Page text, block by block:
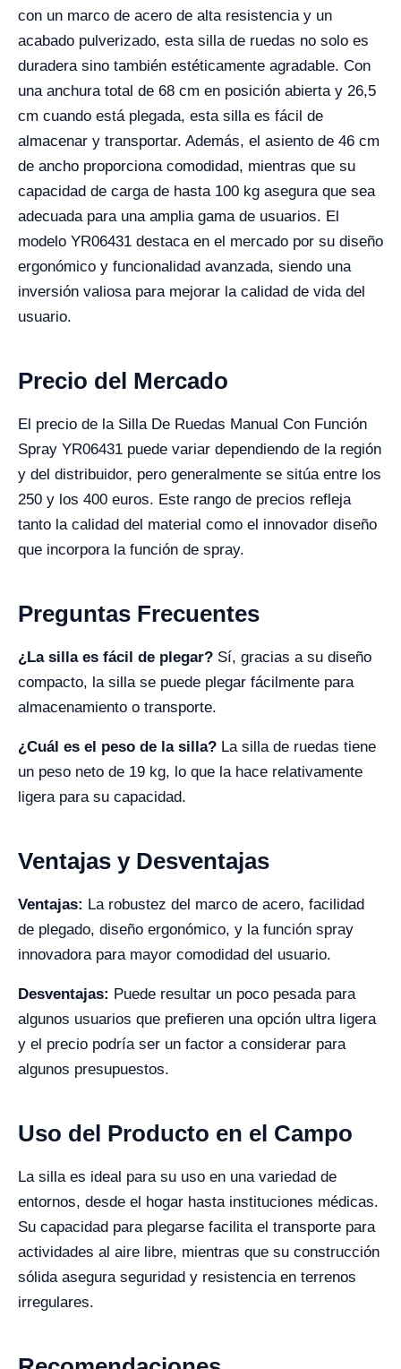
con un marco de acero de alta resistencia y un
acabado pulverizado, esta silla de ruedas no solo es
duradera sino también estéticamente agradable. Con
una anchura total de 68 cm en posición abierta y 26,5
cm cuando está plegada, esta silla es fácil de
almacenar y transportar. Además, el asiento de 46 cm
de ancho proporciona comodidad, mientras que su
capacidad de carga de hasta 100 kg asegura que sea
adecuada para una amplia gama de usuarios. El
modelo YR06431 destaca en el mercado por su diseño
ergonómico y funcionalidad avanzada, siendo una
inversión valiosa para mejorar la calidad de vida del
usuario.
Precio del Mercado
El precio de la Silla De Ruedas Manual Con Función
Spray YR06431 puede variar dependiendo de la región
y del distribuidor, pero generalmente se sitúa entre los
250 y los 400 euros. Este rango de precios refleja
tanto la calidad del material como el innovador diseño
que incorpora la función de spray.
Preguntas Frecuentes
¿La silla es fácil de plegar? Sí, gracias a su diseño
compacto, la silla se puede plegar fácilmente para
almacenamiento o transporte.
¿Cuál es el peso de la silla? La silla de ruedas tiene
un peso neto de 19 kg, lo que la hace relativamente
ligera para su capacidad.
Ventajas y Desventajas
Ventajas: La robustez del marco de acero, facilidad
de plegado, diseño ergonómico, y la función spray
innovadora para mayor comodidad del usuario.
Desventajas: Puede resultar un poco pesada para
algunos usuarios que prefieren una opción ultra ligera
y el precio podría ser un factor a considerar para
algunos presupuestos.
Uso del Producto en el Campo
La silla es ideal para su uso en una variedad de
entornos, desde el hogar hasta instituciones médicas.
Su capacidad para plegarse facilita el transporte para
actividades al aire libre, mientras que su construcción
sólida asegura seguridad y resistencia en terrenos
irregulares.